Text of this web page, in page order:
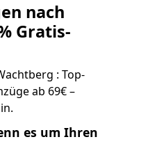
nach
Gratis-
: Top-
ab 69€ –
es um Ihren